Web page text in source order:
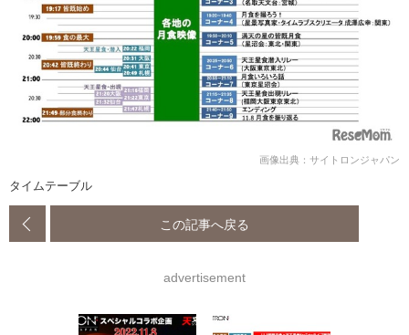
画像出典：サイトロンジャパン
タイムテーブル
この記事へ戻る
advertisement